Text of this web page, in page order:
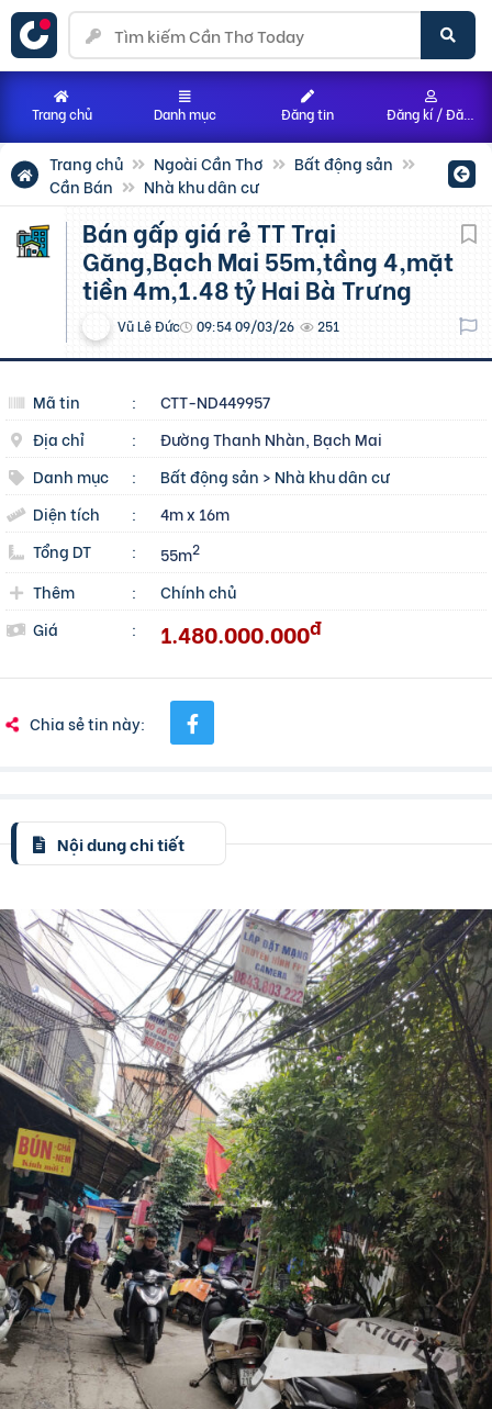
Trang chủ Ngoài Cần Thơ
Bất động sản
Cần Bán
Nhà khu dân cư
Bán gấp giá rẻ TT Trại
Găng,Bạch Mai 55m,tầng 4,mặt
tiền 4m,1.48 tỷ Hai Bà Trưng
Vũ Lê Đức 09:54 09/03/26 251
Mã tin :
CTT-ND449957
Địa chỉ
:
Đường Thanh Nhàn, Bạch Mai
Danh mục
: Bất động sản > Nhà khu dân cư
Diện tích
:
4m x 16m
Tổng DT
: 55m2
Thêm :
Chính chủ
Giá
: 1.480.000.000đ
Chia sẻ tin này:
Nội dung chi tiết
Trang chủ Danh mục Đăng tin